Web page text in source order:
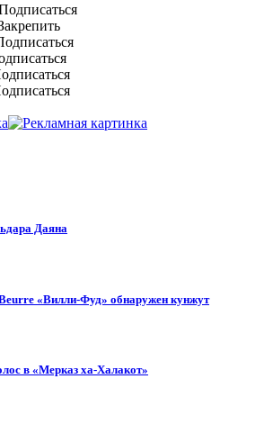
Даяна
«Вилли-Фуд» обнаружен кунжут
в «Мерказ ха-Халакот»